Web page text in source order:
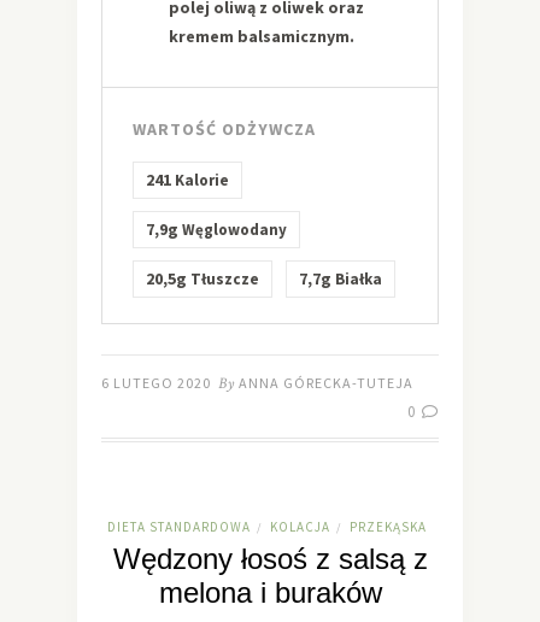
polej oliwą z oliwek oraz
kremem balsamicznym.
WARTOŚĆ ODŻYWCZA
241 Kalorie
7,9g Węglowodany
20,5g Tłuszcze 7,7g Białka
6 LUTEGO 2020 By ANNA GÓRECKA-TUTEJA
0
DIETA STANDARDOWA / KOLACJA / PRZEKĄSKA
Wędzony łosoś z salsą z
melona i buraków